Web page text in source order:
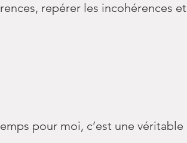
repérer les incohérences et
pour moi, c’est une véritable